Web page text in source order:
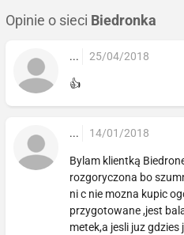
Opinie o sieci Biedronka
... 25/04/2018
👍
... 14/01/2018
Bylam klientką
rozgoryczona bo
ni c nie mozna kupic
przygotowane ,jest
metek,a jesli juz